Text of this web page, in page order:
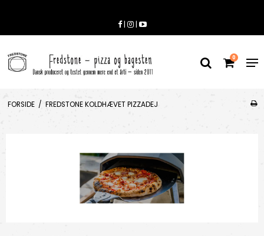
| |
0
FORSIDE / FREDSTONE KOLDHÆVET PIZZADEJ